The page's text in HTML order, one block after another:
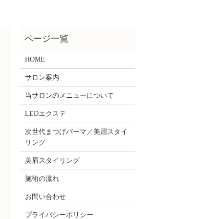
HOME
サロン案内
当サロンのメニューについて
LEDエクステ
次世代まつげパーマ／美眉スタイ
リング
美眉スタイリング
施術の流れ
お問い合わせ
プライバシーポリシー